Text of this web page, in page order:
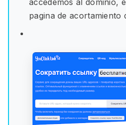
accedemos al dominio,
pagina de acortamiento